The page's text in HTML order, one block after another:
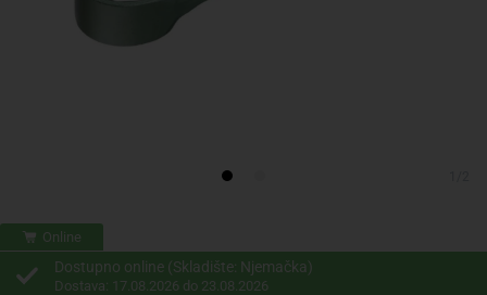
Online
Dostupno online (Skladište: Njemačka)
Dostava: 17.08.2026 do 23.08.2026